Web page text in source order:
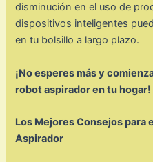
disminución en el uso de
dispositivos inteligentes
en tu bolsillo a largo plazo.
¡No esperes más y
robot aspirador en tu hogar!
Los Mejores Consejos para
Aspirador